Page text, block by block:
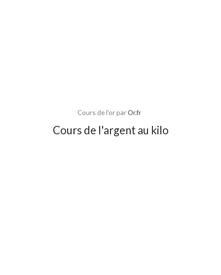
Cours de l'or parOr.fr
Cours de l'argent au kilo